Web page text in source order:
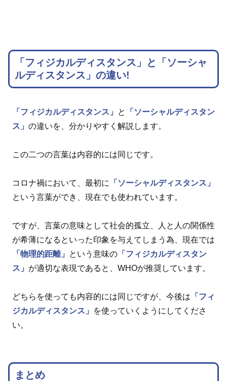
「フィジカルディスタンス」と「ソーシャ
ルディスタンス」の違い!
「フィジカルディスタンス」 と
「ソーシャルディスタン
ス」 の違いを、分かりやすく解説します。
この二つの言葉は内容的には同じです。
コロナ禍において、最初に 「ソーシャルディスタンス」
という言葉ができ、現在でも使われています。
ですが、言葉の意味として社会的孤立、人と人の関係性
が希薄になるといった印象を与えてしまう為、現在では
「物理的距離」
という意味の 「フィジカルディスタン
ス」 が適切な表現であると、WHOが推奨しています。
どちらを使っても内容的には同じですが、今後は 「フィ
ジカルディスタンス」
を使っていくようにしてくださ
い。
まとめ